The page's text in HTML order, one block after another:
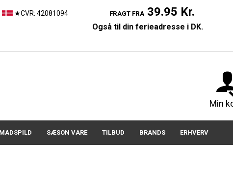
★CVR: 42081094 FRAGT FRA 39.95 Kr.
Også til din ferieadresse i DK.
Min
SÆSON VARE TILBUD BRANDS ERHVERV